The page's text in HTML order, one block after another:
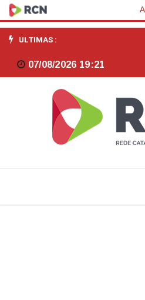
Congresso
vai
decidir
sobre
contas
governo
ULTIMAS :
07/08/2026 19:21